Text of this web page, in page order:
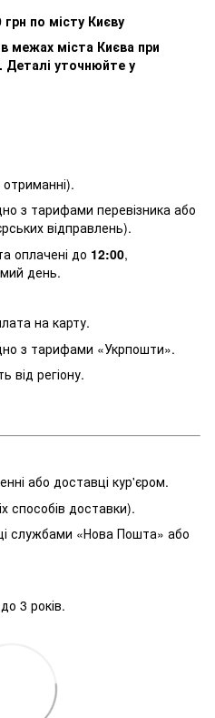
грн по місту Києву
межах міста Києва при
Деталі уточнюйте у
з тарифами перевізника або
відправлень).
оплачені до 12:00,
день.
на карту.
з тарифами «Укрпошти».
від регіону.
або доставці кур'єром.
способів доставки).
службами «Нова Пошта» або
3 років.